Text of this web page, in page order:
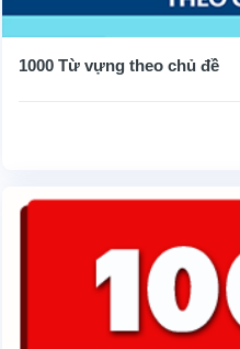
1000 Từ vựng theo chủ đề